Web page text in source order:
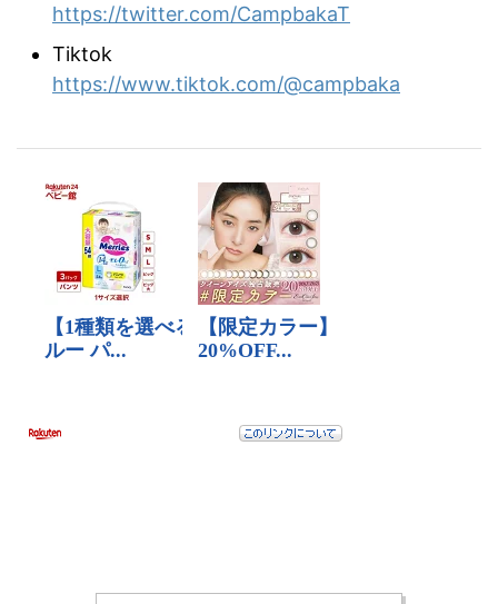
https://twitter.com/CampbakaT
Tiktok
https://www.tiktok.com/@campbaka